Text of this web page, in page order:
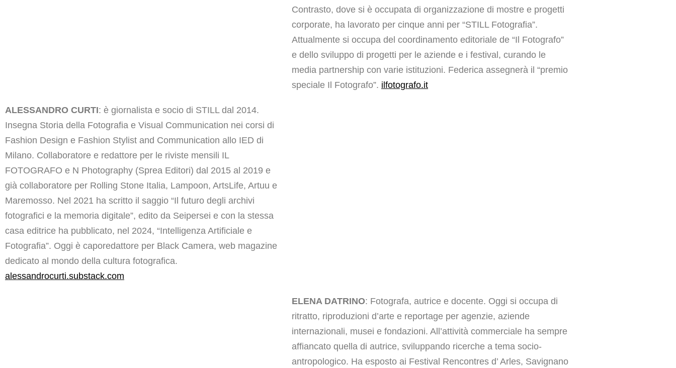
Contrasto, dove si è occupata di organizzazione di mostre e progetti
corporate, ha lavorato per cinque anni per “STILL Fotografia”.
Attualmente si occupa del coordinamento editoriale de “Il Fotografo”
e dello sviluppo di progetti per le aziende e i festival, curando le
media partnership con varie istituzioni. Federica assegnerà il “premio
speciale Il Fotografo”. ilfotografo.it
ALESSANDRO CURTI: è giornalista e socio di STILL dal 2014.
Insegna Storia della Fotografia e Visual Communication nei corsi di
Fashion Design e Fashion Stylist and Communication allo IED di
Milano. Collaboratore e redattore per le riviste mensili IL
FOTOGRAFO e N Photography (Sprea Editori) dal 2015 al 2019 e
già collaboratore per Rolling Stone Italia, Lampoon, ArtsLife, Artuu e
Maremosso. Nel 2021 ha scritto il saggio “Il futuro degli archivi
fotografici e la memoria digitale”, edito da Seipersei e con la stessa
casa editrice ha pubblicato, nel 2024, “Intelligenza Artificiale e
Fotografia”. Oggi è caporedattore per Black Camera, web magazine
dedicato al mondo della cultura fotografica.
alessandrocurti.substack.com
ELENA DATRINO: Fotografa, autrice e docente. Oggi si occupa di
ritratto, riproduzioni d’arte e reportage per agenzie, aziende
internazionali, musei e fondazioni. All’attività commerciale ha sempre
affiancato quella di autrice, sviluppando ricerche a tema socio-
antropologico. Ha esposto ai Festival Rencontres d’ Arles, Savignano